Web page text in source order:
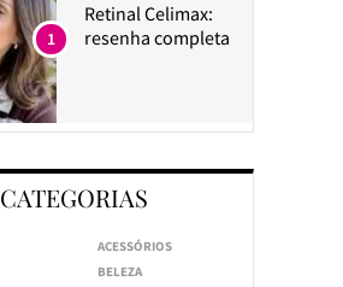
Retinal Celimax:
resenha completa
1
CATEGORIAS
ACESSÓRIOS
BELEZA